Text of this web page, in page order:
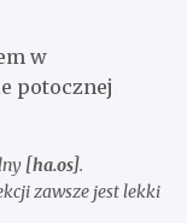
w
potocznej
[ha.os].
zawsze jest lekki